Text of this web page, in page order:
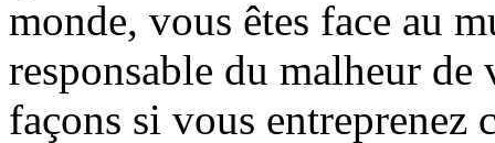
monde, vous êtes face au
responsable du malheur
façons si vous entreprenez